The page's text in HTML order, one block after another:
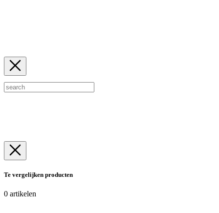
Te vergelijken producten
0 artikelen